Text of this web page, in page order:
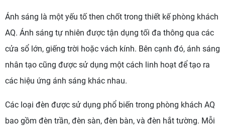
Ánh sáng là một yếu tố then chốt trong thiết kế phòng khách
AQ. Ánh sáng tự nhiên được tận dụng tối đa thông qua các
cửa sổ lớn, giếng trời hoặc vách kính. Bên cạnh đó, ánh sáng
nhân tạo cũng được sử dụng một cách linh hoạt để tạo ra
các hiệu ứng ánh sáng khác nhau.
Các loại đèn được sử dụng phổ biến trong phòng khách AQ
bao gồm đèn trần, đèn sàn, đèn bàn, và đèn hắt tường. Mỗi